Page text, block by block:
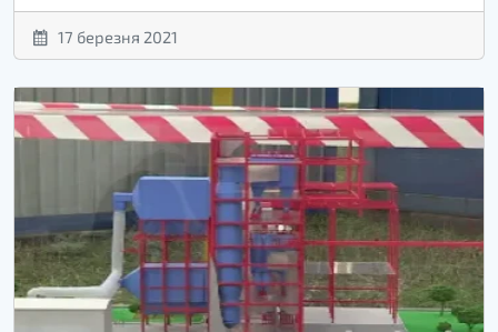
17 березня 2021